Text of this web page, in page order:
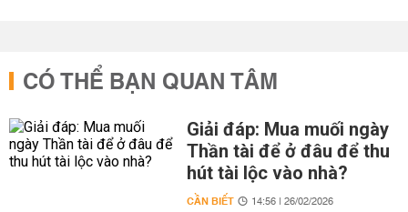
CÓ THỂ BẠN QUAN TÂM
Giải đáp: Mua muối ngày
Thần tài để ở đâu để thu
hút tài lộc vào nhà?
CẦN BIẾT 14:56 | 26/02/2026